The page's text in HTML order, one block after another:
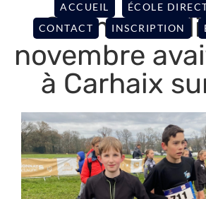
ACCUEIL ÉCOLE
CONTACT
INSCRIPTION
Ce
novembre
à Carhaix